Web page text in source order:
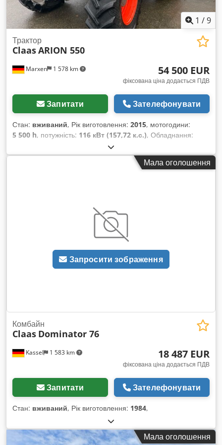
1 /9
Marxen 1 578 km
Трактор
ClaasARION 550
54 500 EUR
фіксована ціна додається ПДВ
Запитати Зателефонувати
Стан: вживаний, Рік виготовлення: 2015, мотогодини:
5 500 h, потужність: 116 кВт (157,72 к.с.), Обладнання:
гальмо зі стисненим повітрям
Мала оголошення
Запросити зображення
Kassel 1 583 km
Комбайн
Claas Dominator 76
18 487 EUR
фіксована ціна додається ПДВ
Запитати Зателефонувати
Стан: вживаний, Рік виготовлення: 1984,
Мала оголошення